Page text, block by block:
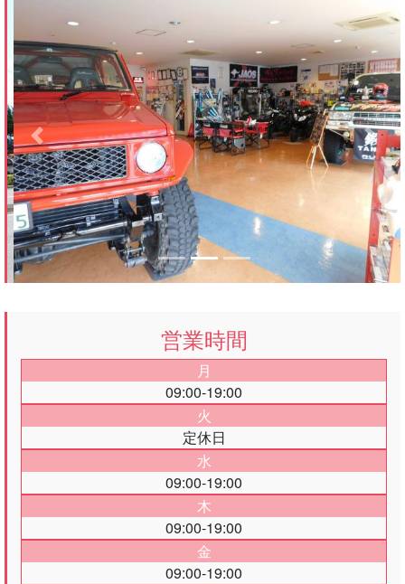
Previous Next
営業時間
月
09:00-19:00
火
定休日
水
09:00-19:00
木
09:00-19:00
金
09:00-19:00